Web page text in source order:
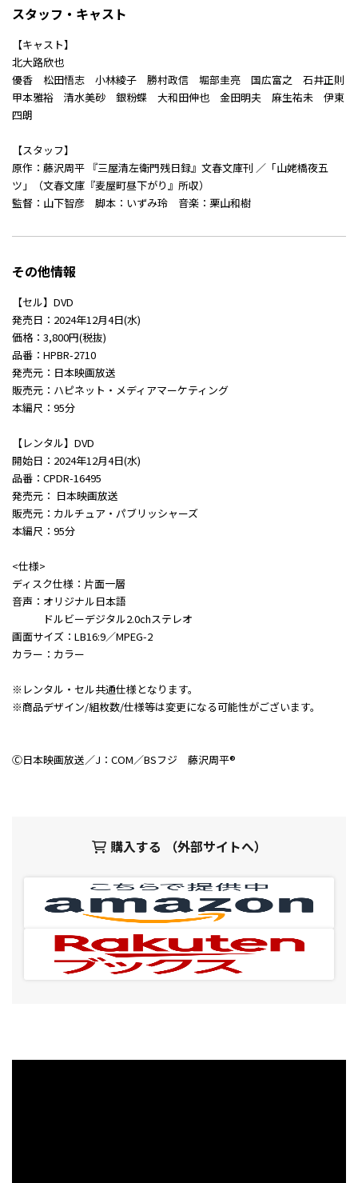
スタッフ・キャスト
【キャスト】
北大路欣也
優香 松田悟志 小林綾子 勝村政信 堀部圭亮 国広富之 石井正則
甲本雅裕 清水美砂 銀粉蝶 大和田伸也 金田明夫 麻生祐未 伊東
四朗
【スタッフ】
原作：藤沢周平 『三屋清左衛門残日録』文春文庫刊 ／「山姥橋夜五
ツ」（文春文庫『麦屋町昼下がり』所収）
監督：山下智彦 脚本：いずみ玲 音楽：栗山和樹
その他情報
【セル】DVD
発売日：2024年12月4日(水)
価格：3,800円(税抜)
品番：HPBR-2710
発売元：日本映画放送
販売元：ハピネット・メディアマーケティング
本編尺：95分
【レンタル】DVD
開始日：2024年12月4日(水)
品番：CPDR-16495
発売元： 日本映画放送
販売元：カルチュア・パブリッシャーズ
本編尺：95分
<仕様>
ディスク仕様：片面一層
音声：オリジナル日本語
ドルビーデジタル2.0chステレオ
画面サイズ：LB16:9／MPEG-2
カラー：カラー
※レンタル・セル共通仕様となります。
※商品デザイン/組枚数/仕様等は変更になる可能性がございます。
Ⓒ日本映画放送／J：COM／BSフジ 藤沢周平®
購入する （外部サイトへ）